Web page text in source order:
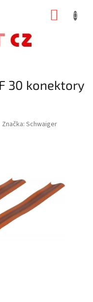
30 konektory
Značka: Schwaiger